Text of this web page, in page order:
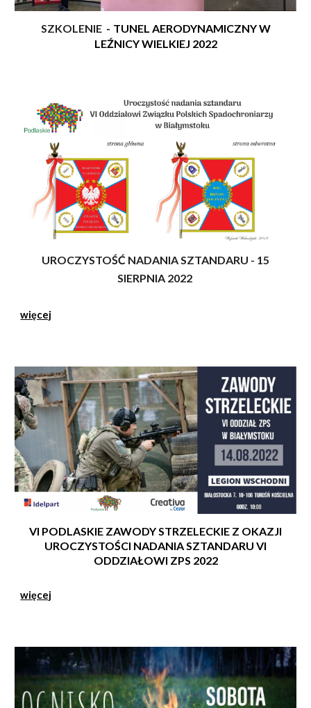
SZKOLENIE - TUNEL AERODYNAMICZNY W
LEŹNICY WIELKIEJ 2022
UROCZYSTOŚĆ NADANIA SZTANDARU - 15
SIERPNIA 2022
więcej
VI PODLASKIE ZAWODY STRZELECKIE Z OKAZJI
UROCZYSTOŚCI NADANIA SZTANDARU VI
ODDZIAŁOWI ZPS 2022
więcej